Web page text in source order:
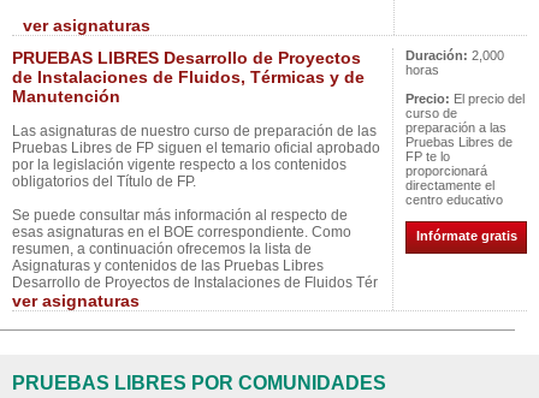
ver asignaturas
PRUEBAS LIBRES Desarrollo de Proyectos
de Instalaciones de Fluidos, Térmicas y de
Manutención
Las asignaturas de nuestro curso de preparación de las
Pruebas Libres de FP siguen el temario oficial aprobado
por la legislación vigente respecto a los contenidos
obligatorios del Título de FP.
Se puede consultar más información al respecto de
esas asignaturas en el BOE correspondiente. Como
resumen, a continuación ofrecemos la lista de
Asignaturas y contenidos de las Pruebas Libres
Desarrollo de Proyectos de Instalaciones de Fluidos Tér
ver asignaturas
Duración: 2,000
horas
Precio: El precio del
curso de
preparación a las
Pruebas Libres de
FP te lo
proporcionará
directamente el
centro educativo
Infórmate gratis
PRUEBAS LIBRES POR COMUNIDADES